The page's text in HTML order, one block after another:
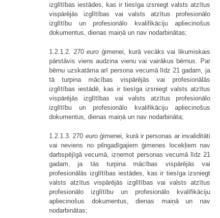
izglītības iestādes, kas ir tiesīga izsniegt valsts atzītus
vispārējās izglītības vai valsts atzītus profesionālo
izglītību un profesionālo kvalifikāciju apliecinošus
dokumentus, dienas maiņā un nav nodarbinātas;
1.2.1.2. 270euro ģimenei, kurā vecāks vai likumiskais
pārstāvis viens audzina vienu vai vairākus bērnus. Par
bērnu uzskatāma arī persona vecumā līdz 21 gadam, ja
tā turpina mācības vispārējās vai profesionālās
izglītības iestādē, kas ir tiesīga izsniegt valsts atzītus
vispārējās izglītības vai valsts atzītus profesionālo
izglītību un profesionālo kvalifikāciju apliecinošus
dokumentus, dienas maiņā un nav nodarbināta;
1.2.1.3. 270 euroģimenei, kurā ir personas ar invaliditāti
vai neviens no pilngadīgajiem ģimenes locekļiem nav
darbspējīgā vecumā, izņemot personas vecumā līdz 21
gadam, ja tās turpina mācības vispārējās vai
profesionālās izglītības iestādes, kas ir tiesīga izsniegt
valsts atzītus vispārējās izglītības vai valsts atzītus
profesionālo izglītību un profesionālo kvalifikāciju
apliecinošus dokumentus, dienas maiņā un nav
nodarbinātas;